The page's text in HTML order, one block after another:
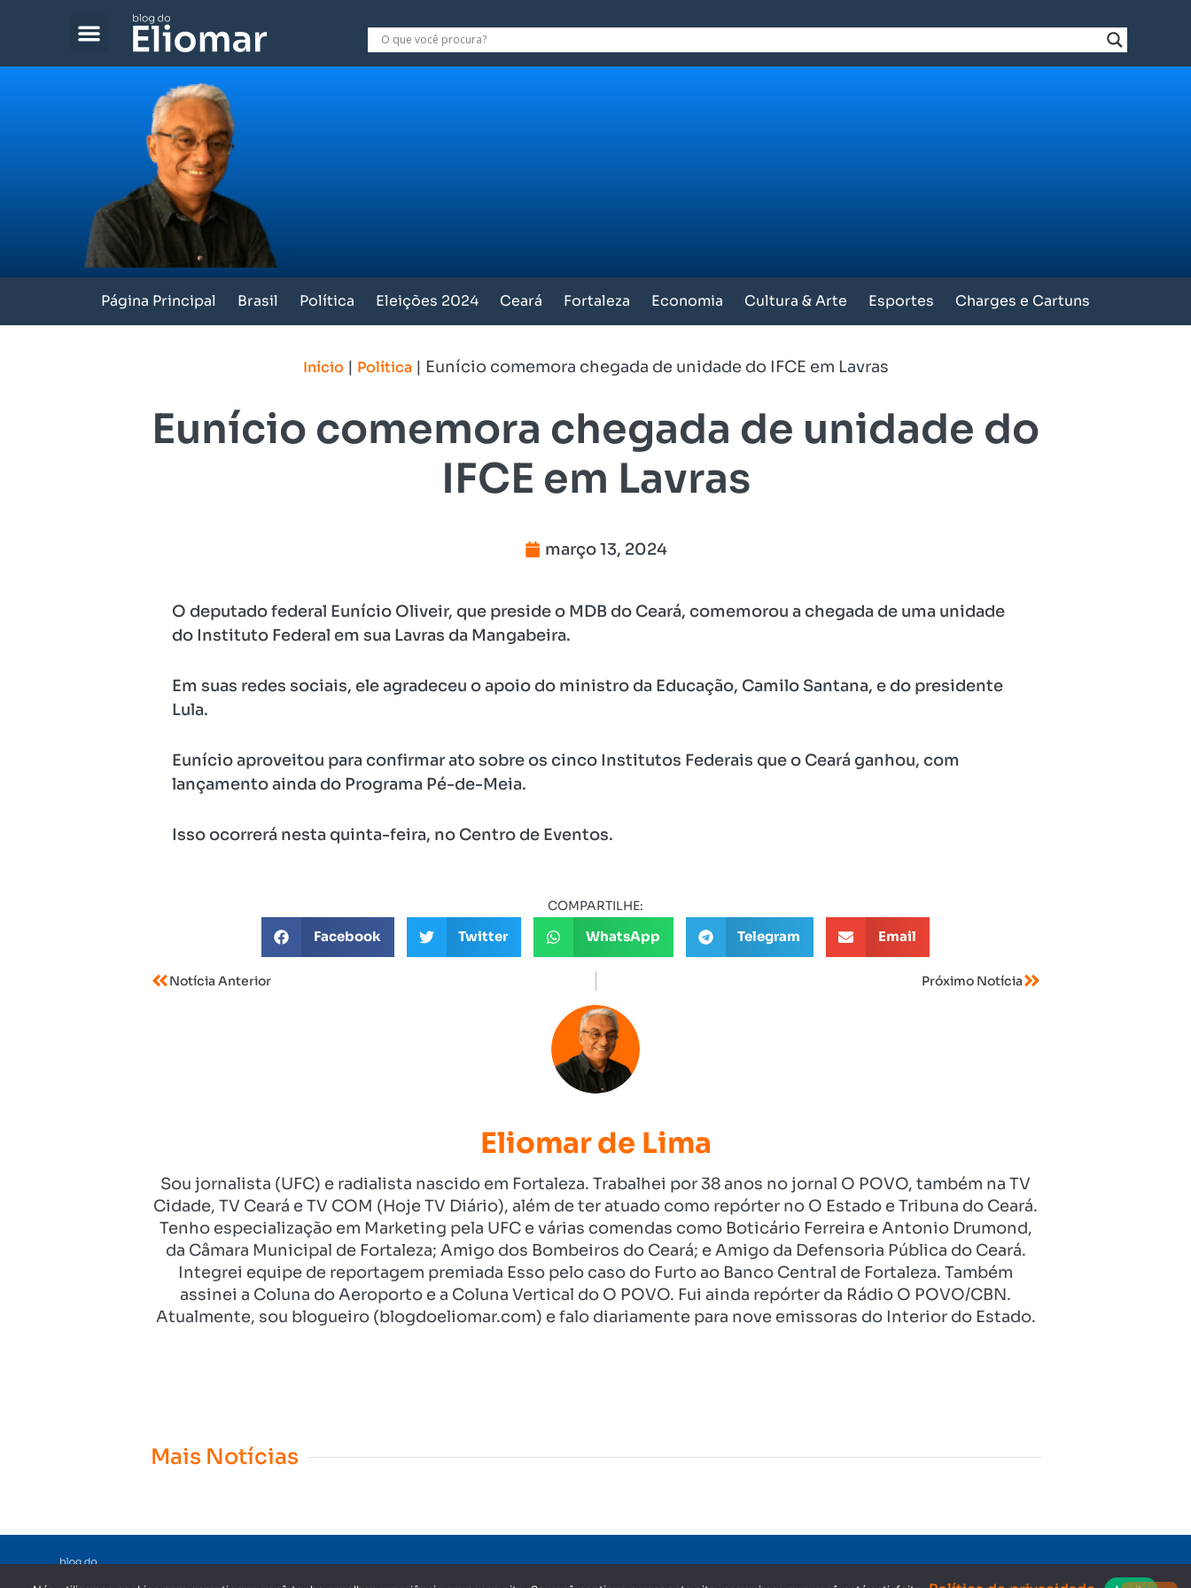
Página Principal Brasil Política Eleições 2024 Ceará Fortaleza Economia Cultura & Arte Esportes Charges e Cartuns
Início | Política | Eunício comemora chegada de unidade do IFCE em Lavras
Eunício comemora chegada de unidade do
IFCE em Lavras
março 13, 2024
O deputado federal Eunício Oliveir, que preside o MDB do Ceará, comemorou a chegada de uma unidade
do Instituto Federal em sua Lavras da Mangabeira.
Em suas redes sociais, ele agradeceu o apoio do ministro da Educação, Camilo Santana, e do presidente
Lula.
Eunício aproveitou para confirmar ato sobre os cinco Institutos Federais que o Ceará ganhou, com
lançamento ainda do Programa Pé-de-Meia.
Isso ocorrerá nesta quinta-feira, no Centro de Eventos.
COMPARTILHE:
Facebook Twitter WhatsApp Telegram Email
Notícia Anterior Próximo Notícia
Eliomar de Lima
Sou jornalista (UFC) e radialista nascido em Fortaleza. Trabalhei por 38 anos no jornal O POVO, também na TV
Cidade, TV Ceará e TV COM (Hoje TV Diário), além de ter atuado como repórter no O Estado e Tribuna do Ceará.
Tenho especialização em Marketing pela UFC e várias comendas como Boticário Ferreira e Antonio Drumond,
da Câmara Municipal de Fortaleza; Amigo dos Bombeiros do Ceará; e Amigo da Defensoria Pública do Ceará.
Integrei equipe de reportagem premiada Esso pelo caso do Furto ao Banco Central de Fortaleza. Também
assinei a Coluna do Aeroporto e a Coluna Vertical do O POVO. Fui ainda repórter da Rádio O POVO/CBN.
Atualmente, sou blogueiro (blogdoeliomar.com) e falo diariamente para nove emissoras do Interior do Estado.
Mais Notícias
Copyright © 2023. Todos os direitos reservados.